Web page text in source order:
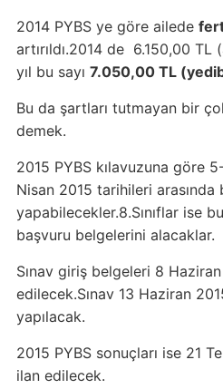
2014 PYBS ye göre ailede
artırıldı.2014 de 6.150,00 TL
yıl bu sayı 7.050,00 TL
Bu da şartları tutmayan bir
demek.
2015 PYBS kılavuzuna göre
Nisan 2015 tarihileri arasında
yapabilecekler.8.Sınıflar ise
başvuru belgelerini alacaklar.
Sınav giriş belgeleri 8
edilecek.Sınav 13 Haziran
yapılacak.
2015 PYBS sonuçları ise 21
ilan edilecek.